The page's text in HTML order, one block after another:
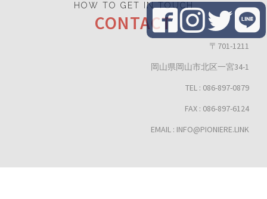
HOW TO GET IN TOUCH
CONTACT
〒701-1211
岡山県岡山市北区一宮34-1
TEL : 086-897-0879
FAX : 086-897-6124
EMAIL : INFO@PIONIERE.LINK